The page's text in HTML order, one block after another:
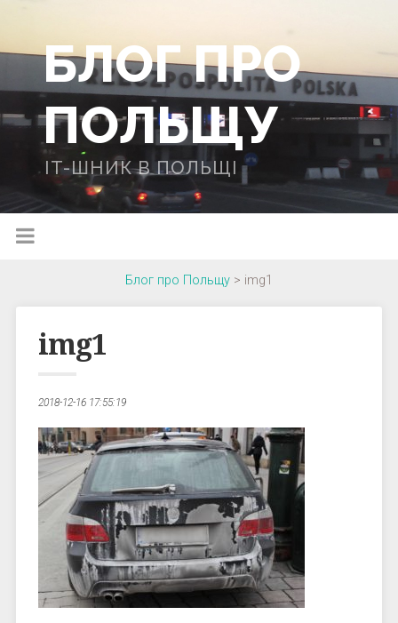
БЛОГ ПРО
ПОЛЬЩУ
IT-ШНИК В ПОЛЬЩІ
Блог про Польщу > img1
img1
2018-12-16 17:55:19